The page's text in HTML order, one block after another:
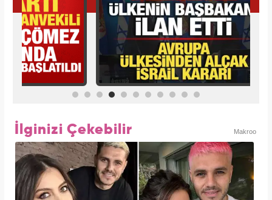
İlginizi Çekebilir Makroo